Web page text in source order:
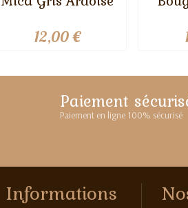
12,00 €
Paiement
Paiement en ligne 100% sécurisé
Informations